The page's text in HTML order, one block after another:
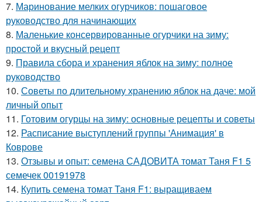
7. Маринование мелких огурчиков: пошаговое
руководство для начинающих
8. Маленькие консервированные огурчики на зиму:
простой и вкусный рецепт
9. Правила сбора и хранения яблок на зиму: полное
руководство
10. Советы по длительному хранению яблок на даче: мой
личный опыт
11. Готовим огурцы на зиму: основные рецепты и советы
12. Расписание выступлений группы 'Анимация' в
Коврове
13. Отзывы и опыт: семена САДОВИТА томат Таня F1 5
семечек 00191978
14. Купить семена томат Таня F1: выращиваем